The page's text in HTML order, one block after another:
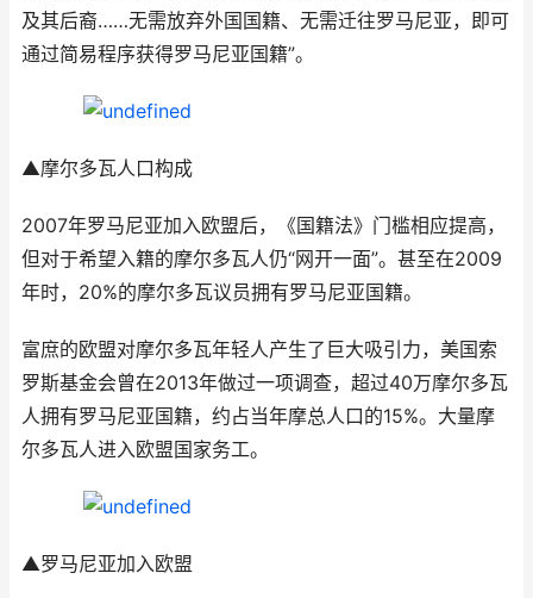
及其后裔……无需放弃外国国籍、无需迁往罗马尼亚，即可
通过简易程序获得罗马尼亚国籍”。
▲摩尔多瓦人口构成
2007年罗马尼亚加入欧盟后，《国籍法》门槛相应提高，
但对于希望入籍的摩尔多瓦人仍“网开一面”。甚至在2009
年时，20%的摩尔多瓦议员拥有罗马尼亚国籍。
富庶的欧盟对摩尔多瓦年轻人产生了巨大吸引力，美国索
罗斯基金会曾在2013年做过一项调查，超过40万摩尔多瓦
人拥有罗马尼亚国籍，约占当年摩总人口的15%。大量摩
尔多瓦人进入欧盟国家务工。
▲罗马尼亚加入欧盟